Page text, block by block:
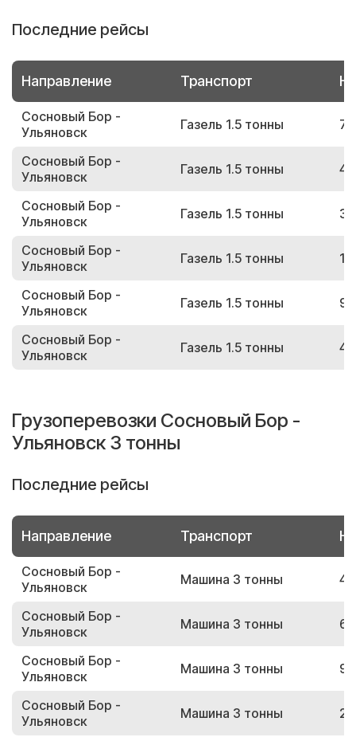
Последние рейсы
Направление Транспорт
Сосновый Бор -
Ульяновск
Газель 1.5 тонны
Сосновый Бор -
Ульяновск
Газель 1.5 тонны
Сосновый Бор -
Ульяновск
Газель 1.5 тонны
Сосновый Бор -
Ульяновск
Газель 1.5 тонны
Сосновый Бор -
Ульяновск
Газель 1.5 тонны
Сосновый Бор -
Ульяновск
Газель 1.5 тонны
Грузоперевозки Сосновый Бор -
Ульяновск 3 тонны
Последние рейсы
Направление Транспорт
Сосновый Бор -
Ульяновск
Машина 3 тонны
Сосновый Бор -
Ульяновск
Машина 3 тонны
Сосновый Бор -
Ульяновск
Машина 3 тонны
Сосновый Бор -
Ульяновск
Машина 3 тонны